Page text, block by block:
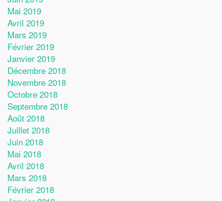
Mai 2019
Avril 2019
Mars 2019
Février 2019
Janvier 2019
Décembre 2018
Novembre 2018
Octobre 2018
Septembre 2018
Août 2018
Juillet 2018
Juin 2018
Mai 2018
Avril 2018
Mars 2018
Février 2018